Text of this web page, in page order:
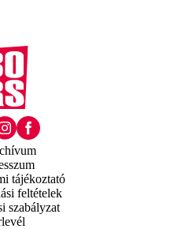
tájékoztató
feltételek
szabályzat